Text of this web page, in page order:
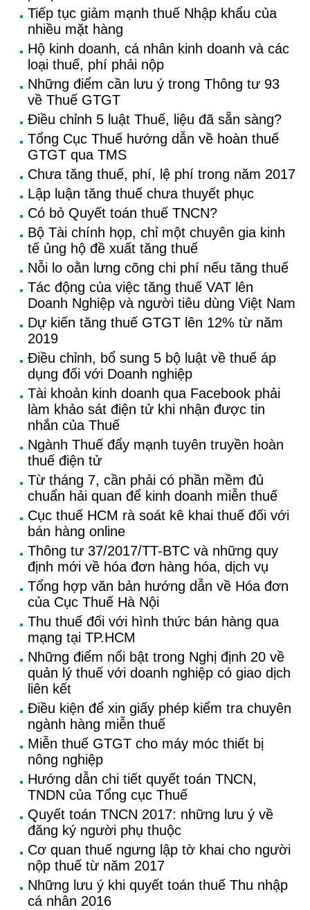
Tiếp tục giảm mạnh thuế Nhập khẩu của
nhiều mặt hàng
Hộ kinh doanh, cá nhân kinh doanh và các
loại thuế, phí phải nộp
Những điểm cần lưu ý trong Thông tư 93
về Thuế GTGT
Điều chỉnh 5 luật Thuế, liệu đã sẵn sàng?
Tổng Cục Thuế hướng dẫn về hoàn thuế
GTGT qua TMS
Chưa tăng thuế, phí, lệ phí trong năm 2017
Lập luận tăng thuế chưa thuyết phục
Có bỏ Quyết toán thuế TNCN?
Bộ Tài chính họp, chỉ một chuyên gia kinh
tế ủng hộ đề xuất tăng thuế
Nỗi lo oằn lưng cõng chi phí nếu tăng thuế
Tác động của việc tăng thuế VAT lên
Doanh Nghiệp và người tiêu dùng Việt Nam
Dự kiến tăng thuế GTGT lên 12% từ năm
2019
Điều chỉnh, bổ sung 5 bộ luật về thuế áp
dụng đối với Doanh nghiệp
Tài khoản kinh doanh qua Facebook phải
làm khảo sát điện tử khi nhận được tin
nhắn của Thuế
Ngành Thuế đẩy mạnh tuyên truyền hoàn
thuế điện tử
Từ tháng 7, cần phải có phần mềm đủ
chuẩn hải quan để kinh doanh miễn thuế
Cục thuế HCM rà soát kê khai thuế đối với
bán hàng online
Thông tư 37/2017/TT-BTC và những quy
định mới về hóa đơn hàng hóa, dịch vụ
Tổng hợp văn bản hướng dẫn về Hóa đơn
của Cục Thuế Hà Nội
Thu thuế đối với hình thức bán hàng qua
mạng tại TP.HCM
Những điểm nổi bật trong Nghị định 20 về
quản lý thuế với doanh nghiệp có giao dịch
liên kết
Điều kiện để xin giấy phép kiểm tra chuyên
ngành hàng miễn thuế
Miễn thuế GTGT cho máy móc thiết bị
nông nghiệp
Hướng dẫn chi tiết quyết toán TNCN,
TNDN của Tổng cục Thuế
Quyết toán TNCN 2017: những lưu ý về
đăng ký người phụ thuộc
Cơ quan thuế ngưng lập tờ khai cho người
nộp thuế từ năm 2017
Những lưu ý khi quyết toán thuế Thu nhập
cá nhân 2016